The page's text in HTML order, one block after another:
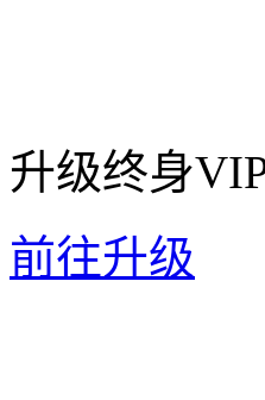
升级终身
前往升级